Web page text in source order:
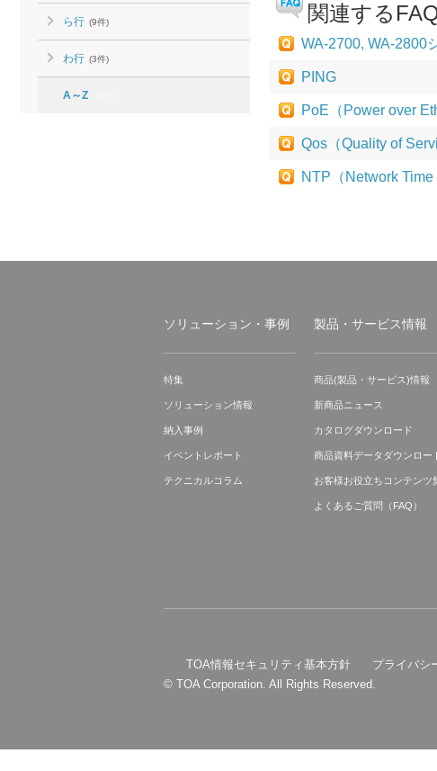
ら行 (9件)
わ行 (3件)
A～Z
関連する
WA-2700, WA-2800
PING
PoE（Power over
Qos（Quality of
NTP（Network Time
ソリューション・事例
特集
ソリューション情報
納入事例
イベントレポート
テクニカルコラム
製品・サービス情報
商品(製品・サービス)情報
新商品ニュース
カタログダウンロード
商品資料データダウンロー
お客様お役立ちコンテンツ
よくあるご質問（FAQ）
TOA情報セキュリティ基本方針 プライバシ
© TOA Corporation. All Rights Reserved.